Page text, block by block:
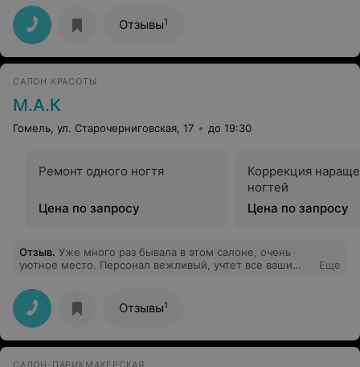
Гомеле нашла того человека,который без лишних слов
понимает, как выполнить стрижку,чтобы клиент
остался доволен!
Отзывы1
САЛОН КРАСОТЫ
М.А.К
Гомель, ул. Старочерниговская, 17 до 19:30
Ремонт одного ногтя
Цена по запросу
Коррекция
ногтей
Цена по запросу
Отзыв. Уже много раз бывала в этом салоне, очень
уютное место. Персонал вежливый, учтет все ваши
останетесь довольны) цена и качество тут на высоте)
Особенно хочу выразить благодарность Юлии
ногтевому мастеру за её труд, хожу только к ней, она
лучший мастер в городе)
Еще
Отзывы1
САЛОН-ПАРИКМАХЕРСКАЯ